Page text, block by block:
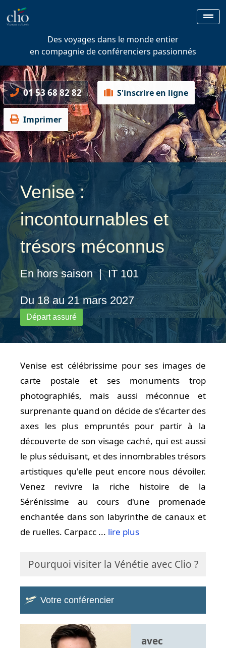
Des voyages dans le monde entier
en compagnie de conférenciers passionnés
01 53 68 82 82 S'inscrire en ligne
Imprimer
Venise :
incontournables et
trésors méconnus
En hors saison | IT 101
Du 18 au 21 mars 2027
Départ assuré
Venise est célébrissime pour ses images de
carte postale et ses monuments trop
photographiés, mais aussi méconnue et
surprenante quand on décide de s'écarter des
axes les plus empruntés pour partir à la
découverte de son visage caché, qui est aussi
le plus séduisant, et des innombrables trésors
artistiques qu'elle peut encore nous dévoiler.
Venez revivre la riche histoire de la
Sérénissime au cours d'une promenade
enchantée dans son labyrinthe de canaux et
de ruelles. Carpacc ... lire plus
Pourquoi visiter la Vénétie avec Clio ?
Votre conférencier
avec